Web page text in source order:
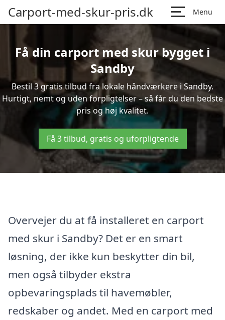
Carport-med-skur-pris.dk Menu
Få din carport med skur bygget i
Sandby
Bestil 3 gratis tilbud fra lokale håndværkere i Sandby.
Hurtigt, nemt og uden forpligtelser – så får du den bedste
pris og høj kvalitet.
Få 3 tilbud, gratis og uforpligtende
Overvejer du at få installeret en carport
med skur i Sandby? Det er en smart
løsning, der ikke kun beskytter din bil,
men også tilbyder ekstra
opbevaringsplads til havemøbler,
redskaber og andet. Med en carport med